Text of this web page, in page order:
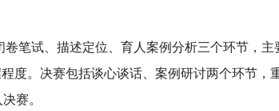
笔试、描述定位、育人案例分析三个环节，
度。决赛包括谈心谈话、案例研讨两个环节，
赛。